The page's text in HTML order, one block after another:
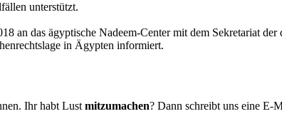
unterstützt.
an das ägyptische Nadeem-Center mit dem Sekretariat der
in Ägypten informiert.
Ihr habt Lust mitzumachen? Dann schreibt uns eine E-